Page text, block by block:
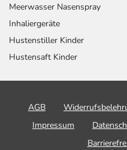
Meerwasser Nasenspray
Inhaliergeräte
Hustenstiller Kinder
Hustensaft Kinder
AGB
Impressum